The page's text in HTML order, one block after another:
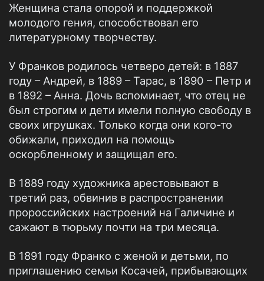
Женщина стала опорой и поддержкой
молодого гения, способствовал его
литературному творчеству.
У Франков родилось четверо детей: в 1887
году – Андрей, в 1889 – Тарас, в 1890 – Петр и
в 1892 – Анна. Дочь вспоминает, что отец не
был строгим и дети имели полную свободу в
своих игрушках. Только когда они кого-то
обижали, приходил на помощь
оскорбленному и защищал его.
В 1889 году художника арестовывают в
третий раз, обвинив в распространении
пророссийских настроений на Галичине и
сажают в тюрьму почти на три месяца.
В 1891 году Франко с женой и детьми, по
приглашению семьи Косачей, прибывающих